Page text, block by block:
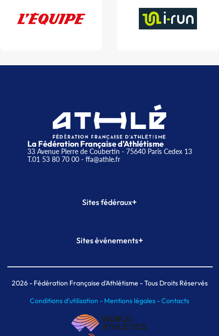
La Fédération Française d'Athlétisme
33 Avenue Pierre de Coubertin - 75640 Paris Cedex 13
T.01 53 80 70 00- ffa@athle.fr
Sites fédéraux+
Plateforme Formation
Sites événements+
Meeting de Paris indoor
MAIF Ekiden de Paris
2026- Fédération Française d'Athlétisme - Tous Droits Réservés
Conditions d'utilisation - Mentions légales -Contacts